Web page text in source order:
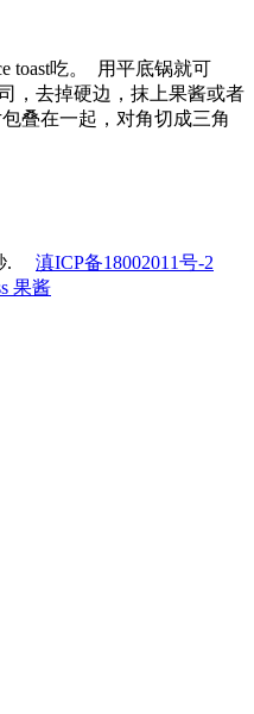
toast吃。 用平底锅就可
，去掉硬边，抹上果酱或者
叠在一起，对角切成三角
. 滇ICP备18002011号-2
果酱